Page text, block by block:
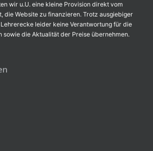
wir u.U. eine kleine Provision direkt vom
die Website zu finanzieren. Trotz ausgiebiger
leider keine Verantwortung für die
sowie die Aktualität der Preise übernehmen.